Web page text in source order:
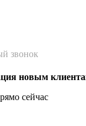
звонок
новым
сейчас